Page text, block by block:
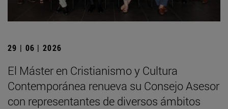
29 | 06 | 2026
El Máster en Cristianismo y Cultura
Contemporánea renueva su Consejo Asesor
con representantes de diversos ámbitos